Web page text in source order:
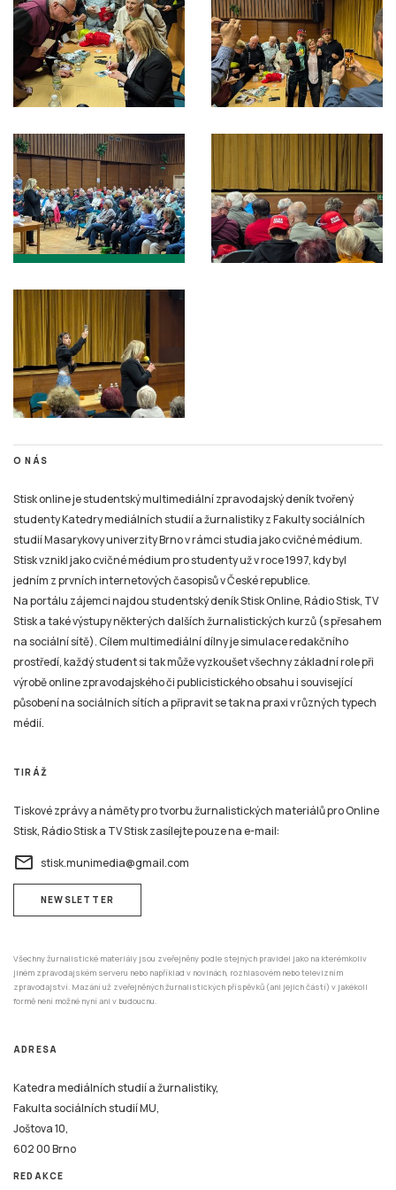
O NÁS
Stisk online je studentský multimediální zpravodajský deník tvořený
studenty Katedry mediálních studií a žurnalistiky z Fakulty sociálních
studií Masarykovy univerzity Brno v rámci studia jako cvičné médium.
Stisk vznikl jako cvičné médium pro studenty už v roce 1997, kdy byl
jedním z prvních internetových časopisů v České republice.
Na portálu zájemci najdou studentský deník Stisk Online, Rádio Stisk, TV
Stisk a také výstupy některých dalších žurnalistických kurzů (s přesahem
na sociální sítě). Cílem multimediální dílny je simulace redakčního
prostředí, každý student si tak může vyzkoušet všechny základní role při
výrobě online zpravodajského či publicistického obsahu i související
působení na sociálních sítích a připravit se tak na praxi v různých typech
médií.
TIRÁŽ
Tiskové zprávy a náměty pro tvorbu žurnalistických materiálů pro Online
Stisk, Rádio Stisk a TV Stisk zasílejte pouze na e-mail:
email stisk.munimedia@gmail.com
NEWSLETTER
Všechny žurnalistické materiály jsou zveřejněny podle stejných pravidel jako na kterémkoliv
jiném zpravodajském serveru nebo například v novinách, rozhlasovém nebo televizním
zpravodajství. Mazání už zveřejněných žurnalistických příspěvků (ani jejich částí) v jakékoli
formě není možné nyní ani v budoucnu.
ADRESA
Katedra mediálních studií a žurnalistiky,
Fakulta sociálních studií MU,
Joštova 10,
602 00 Brno
REDAKCE